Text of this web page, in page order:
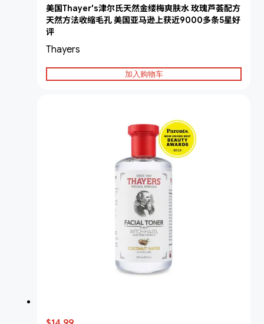
美国Thayer's津尔氏天然金缕梅爽肤水 玫瑰芦荟配方
天然方法收缩毛孔 美国亚马逊上获近9000多条5星好
评
Thayers
加入购物车